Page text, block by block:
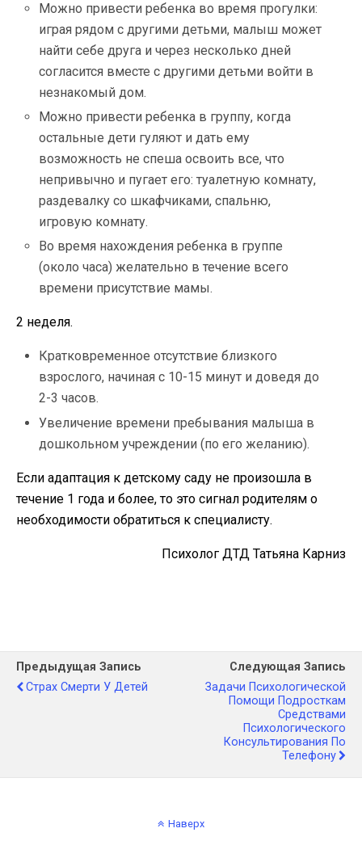
Можно привести ребенка во время прогулки:
играя рядом с другими детьми, малыш может
найти себе друга и через несколько дней
согласится вместе с другими детьми войти в
незнакомый дом.
Можно привести ребенка в группу, когда
остальные дети гуляют и дать ему
возможность не спеша освоить все, что
непривычно и пугает его: туалетную комнату,
раздевалку со шкафчиками, спальню,
игровую комнату.
Во время нахождения ребенка в группе
(около часа) желательно в течение всего
времени присутствие мамы.
2 неделя.
Кратковременное отсутствие близкого
взрослого, начиная с 10-15 минут и доведя до
2-3 часов.
Увеличение времени пребывания малыша в
дошкольном учреждении (по его желанию).
Если адаптация к детскому саду не произошла в
течение 1 года и более, то это сигнал родителям о
необходимости обратиться к специалисту.
Психолог ДТД Татьяна Карниз
Предыдущая Запись
Страх Смерти У Детей
Следующая Запись
Задачи Психологической
Помощи Подросткам
Средствами
Психологического
Консультирования По
Телефону
Наверх